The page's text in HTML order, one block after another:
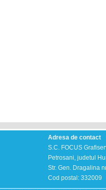
Adresa de contact
S.C. FOCUS
Petrosani, judetul
Str. Gen. Dragalina
Cod postal: 332009